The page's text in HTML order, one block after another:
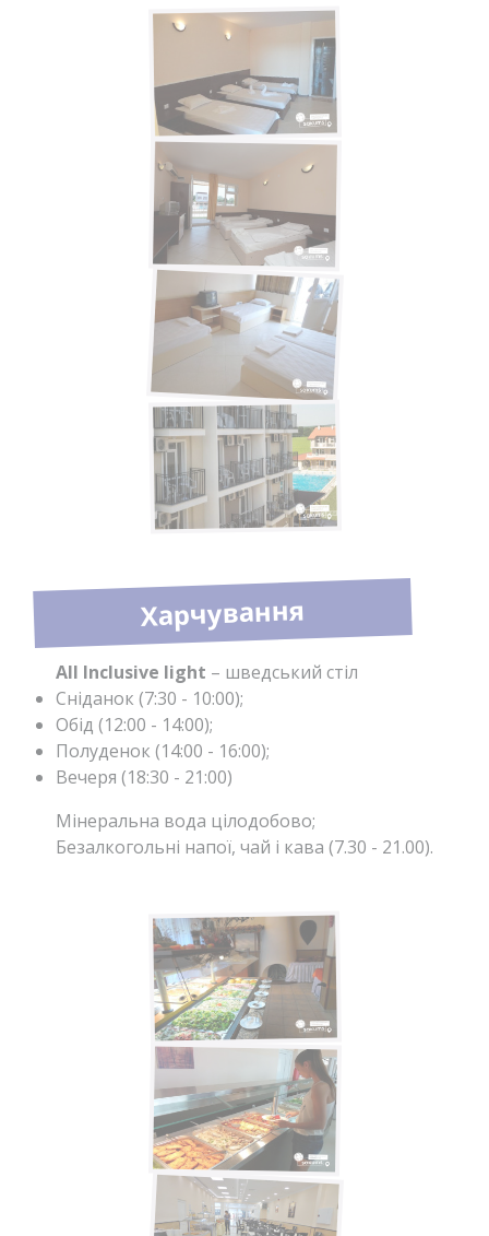
Харчування
All Inclusive light – шведський стіл
Сніданок (7:30 - 10:00);
Обід (12:00 - 14:00);
Полуденок (14:00 - 16:00);
Вечеря (18:30 - 21:00)
Мінеральна вода цілодобово;
Безалкогольні напої, чай і кава (7.30 - 21.00).